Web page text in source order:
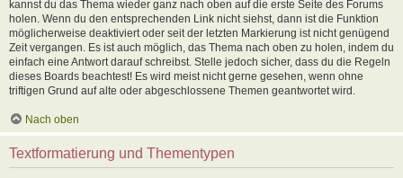
kannst du das Thema wieder ganz nach oben auf die erste Seite des Forums
holen. Wenn du den entsprechenden Link nicht siehst, dann ist die Funktion
möglicherweise deaktiviert oder seit der letzten Markierung ist nicht genügend
Zeit vergangen. Es ist auch möglich, das Thema nach oben zu holen, indem du
einfach eine Antwort darauf schreibst. Stelle jedoch sicher, dass du die Regeln
dieses Boards beachtest! Es wird meist nicht gerne gesehen, wenn ohne
triftigen Grund auf alte oder abgeschlossene Themen geantwortet wird.
Nach oben
Textformatierung und Thementypen